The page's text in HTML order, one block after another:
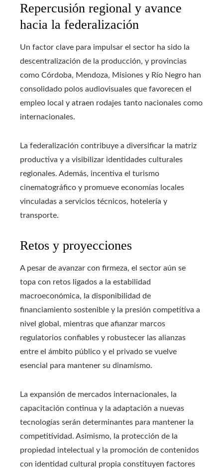
Repercusión regional y avance
hacia la federalización
Un factor clave para impulsar el sector ha sido la
descentralización de la producción, y provincias
como Córdoba, Mendoza, Misiones y Río Negro han
consolidado polos audiovisuales que favorecen el
empleo local y atraen rodajes tanto nacionales como
internacionales.
La federalización contribuye a diversificar la matriz
productiva y a visibilizar identidades culturales
regionales. Además, incentiva el turismo
cinematográfico y promueve economías locales
vinculadas a servicios técnicos, hotelería y
transporte.
Retos y proyecciones
A pesar de avanzar con firmeza, el sector aún se
topa con retos ligados a la estabilidad
macroeconómica, la disponibilidad de
financiamiento sostenible y la presión competitiva a
nivel global, mientras que afianzar marcos
regulatorios confiables y robustecer las alianzas
entre el ámbito público y el privado se vuelve
esencial para mantener su dinamismo.
La expansión de mercados internacionales, la
capacitación continua y la adaptación a nuevas
tecnologías serán determinantes para mantener la
competitividad. Asimismo, la protección de la
propiedad intelectual y la promoción de contenidos
con identidad cultural propia constituyen factores